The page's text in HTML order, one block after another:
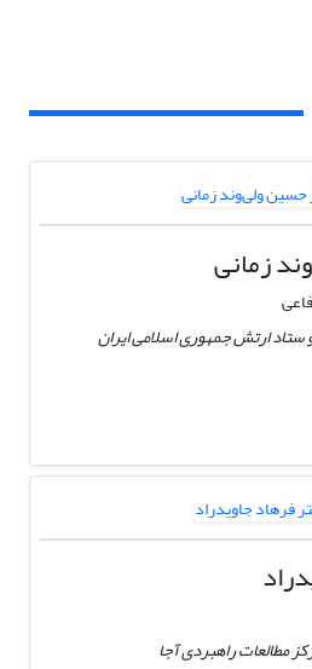
زمانی
ستاد ارتش جمهوری اسلامی ایران
مطالعات راهبردی آجا